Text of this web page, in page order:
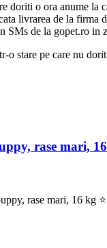
doriti o ora anume la
livrarea de la firma
de la gopet.ro in
o stare pe care nu
rase mari,
rase mari, 16 kg